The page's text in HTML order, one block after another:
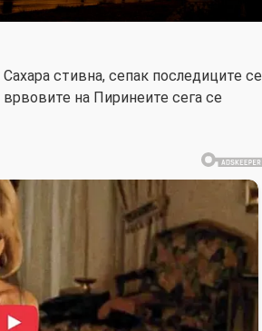
стивна, сепак последиците се
на Пиринеите сега се